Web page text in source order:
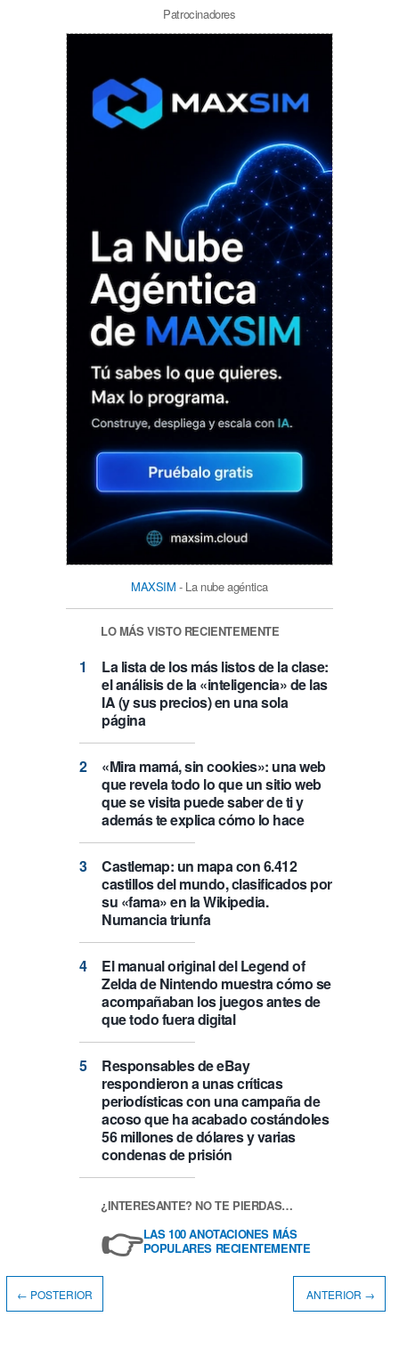
Patrocinadores
MAXSIM - La nube agéntica
LO MÁS VISTO RECIENTEMENTE
La lista de los más listos de la clase:
el análisis de la «inteligencia» de las
IA (y sus precios) en una sola
página
«Mira mamá, sin cookies»: una web
que revela todo lo que un sitio web
que se visita puede saber de ti y
además te explica cómo lo hace
Castlemap: un mapa con 6.412
castillos del mundo, clasificados por
su «fama» en la Wikipedia.
Numancia triunfa
El manual original del Legend of
Zelda de Nintendo muestra cómo se
acompañaban los juegos antes de
que todo fuera digital
Responsables de eBay
respondieron a unas críticas
periodísticas con una campaña de
acoso que ha acabado costándoles
56 millones de dólares y varias
condenas de prisión
¿INTERESANTE? NO TE PIERDAS…
👉LAS 100 ANOTACIONES MÁS
POPULARES RECIENTEMENTE
← POSTERIOR ANTERIOR →